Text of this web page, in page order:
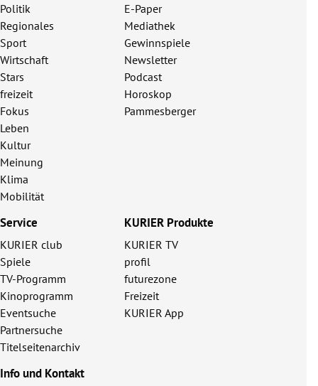
Politik
Regionales
Sport
Wirtschaft
Stars
freizeit
Fokus
Leben
Kultur
Meinung
Klima
Mobilität
E-Paper
Mediathek
Gewinnspiele
Newsletter
Podcast
Horoskop
Pammesberger
Service
KURIER club
Spiele
TV-Programm
Kinoprogramm
Eventsuche
Partnersuche
Titelseitenarchiv
KURIER Produkte
KURIER TV
profil
futurezone
Freizeit
KURIER App
Info und Kontakt